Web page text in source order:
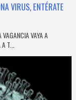
VIRUS, ENTÉRATE
VAYA A
A T...